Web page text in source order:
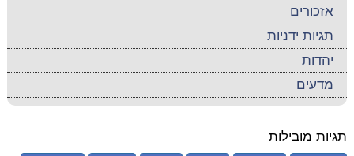
אזכורים
תגיות ידניות
יהדות
מדעים
תגיות מובילות